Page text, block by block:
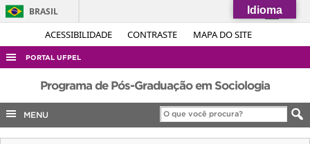
ACESSIBILIDADE CONTRASTE MAPA DO SITE
BRASIL
Simplifique!
Acesso à informação
Legislação
Canais
PORTAL UFPEL
ACESSO À INFORMAÇÃO
AUDITORIA
COBALTO
Programa de Pós-Graduação em Sociologia
MENU
Idioma